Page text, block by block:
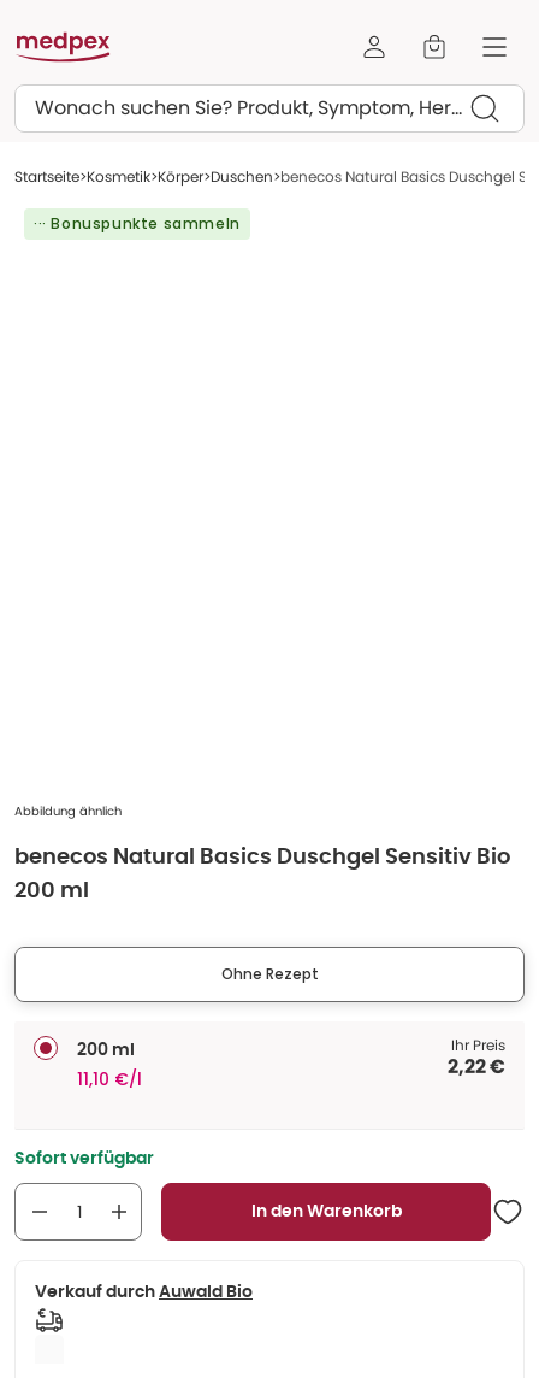
Suchen
Startseite Kosmetik Körper Duschen benecos Natural Basics Duschgel
··· Bonuspunkte sammeln
Abbildung ähnlich
benecos Natural Basics Duschgel Sensitiv Bio
200 ml
Ohne Rezept
200 ml
11,10 €/l
Ihr Preis
2,22 €
Sofort verfügbar
In den Warenkorb
Verkauf durch Auwald Bio